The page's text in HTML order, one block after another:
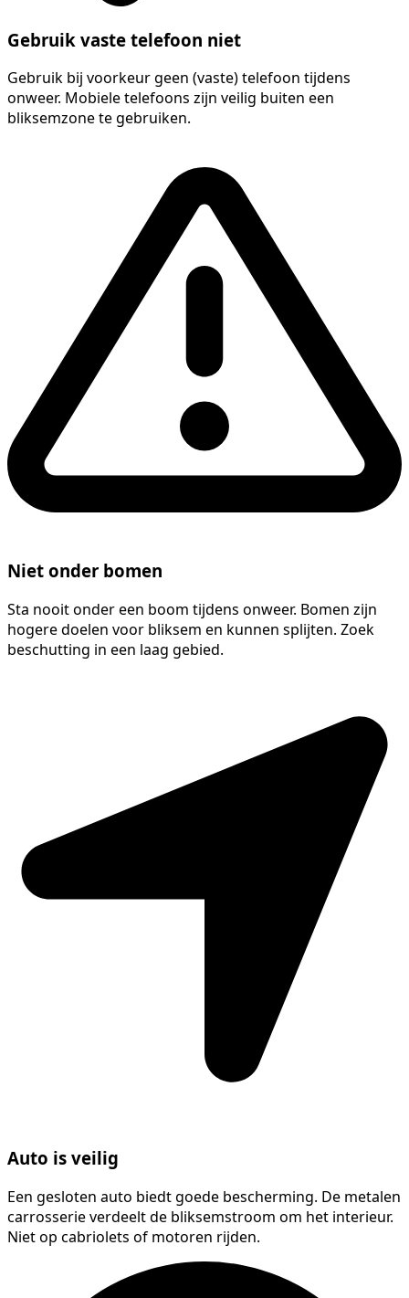
Gebruik vaste telefoon niet
Gebruik bij voorkeur geen (vaste) telefoon tijdens
onweer. Mobiele telefoons zijn veilig buiten een
bliksemzone te gebruiken.
Niet onder bomen
Sta nooit onder een boom tijdens onweer. Bomen zijn
hogere doelen voor bliksem en kunnen splijten. Zoek
beschutting in een laag gebied.
Auto is veilig
Een gesloten auto biedt goede bescherming. De metalen
carrosserie verdeelt de bliksemstroom om het interieur.
Niet op cabriolets of motoren rijden.